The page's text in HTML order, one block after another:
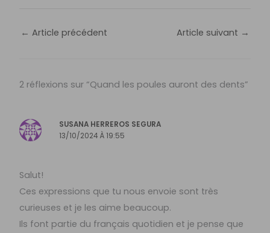
← Article précédent Article suivant →
2 réflexions sur “Quand les poules auront des dents”
SUSANA HERREROS SEGURA
13/10/2024 À 19:55
Salut!
Ces expressions que tu nous envoie sont très
curieuses et je les aime beaucoup.
Ils font partie du français quotidien et je pense que